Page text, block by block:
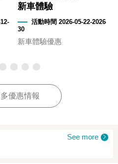
新車體驗
活動時間 2026-05-22-2026-09-
30
新車體驗優惠
優惠情報
See more